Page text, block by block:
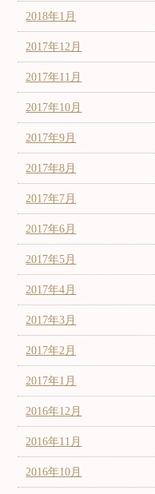
2018年1月
2017年12月
2017年11月
2017年10月
2017年9月
2017年8月
2017年7月
2017年6月
2017年5月
2017年4月
2017年3月
2017年2月
2017年1月
2016年12月
2016年11月
2016年10月